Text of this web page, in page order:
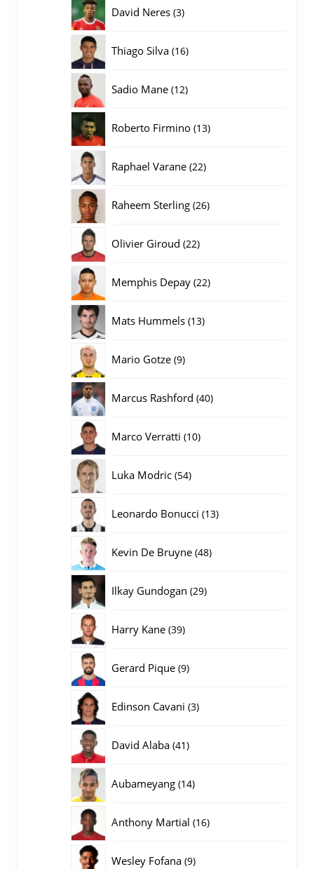
David Neres 33
Thiago Silva 1616
Sadio Mane 1212
Roberto Firmino 1313
Raphael Varane 2222
Raheem Sterling 2626
Olivier Giroud 2222
Memphis Depay 2222
Mats Hummels 1313
Mario Gotze 99
Marcus Rashford 4040
Marco Verratti 1010
Luka Modric 5454
Leonardo Bonucci 1313
Kevin De Bruyne 4848
Ilkay Gundogan 2929
Harry Kane 3939
Gerard Pique 99
Edinson Cavani 33
David Alaba 4141
Aubameyang 1414
Anthony Martial 1616
Wesley Fofana 99